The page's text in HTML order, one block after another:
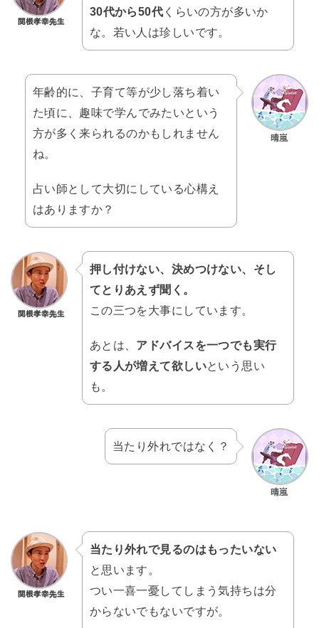
30代から50代 くらいの方が多いか
な。若い人は珍しいです。
年齢的に、子育て等が少し落ち着い
た頃に、趣味で学んでみたいという
方が多く来られるのかもしれません
ね。
占い師として大切にしている心構え
はありますか？
押し付けない、決めつけない、そし
てとりあえず聞く。
この三つを大事にしています。
あとは、 アドバイスを一つでも実行
する人が増えて欲しいという思い
も。
当たり外れではなく？
当たり外れで見るのはもったいない
と思います。
つい一喜一憂してしまう気持ちは分
からないでもないですが。